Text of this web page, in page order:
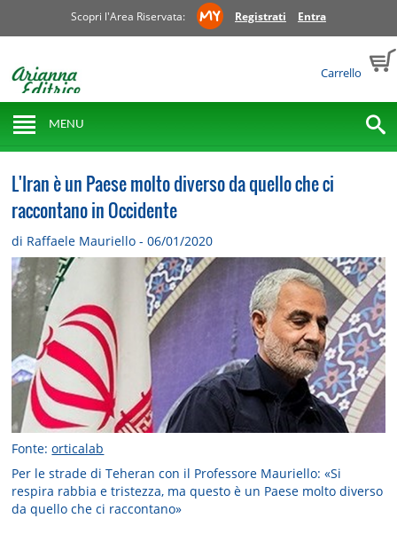
Scopri l'Area Riservata: Registrati Entra
Carrello
MENU
L'Iran è un Paese molto diverso da quello che ci
raccontano in Occidente
di Raffaele Mauriello - 06/01/2020
Fonte:orticalab
Per le strade di Teheran con il Professore Mauriello: «Si
respira rabbia e tristezza, ma questo è un Paese molto diverso
da quello che ci raccontano»